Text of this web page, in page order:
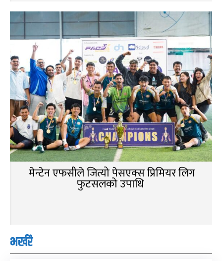
मेन्टेन एफसीले जित्यो पेसएक्स प्रिमियर लिग
फुटसलको उपाधि
भर्खरै